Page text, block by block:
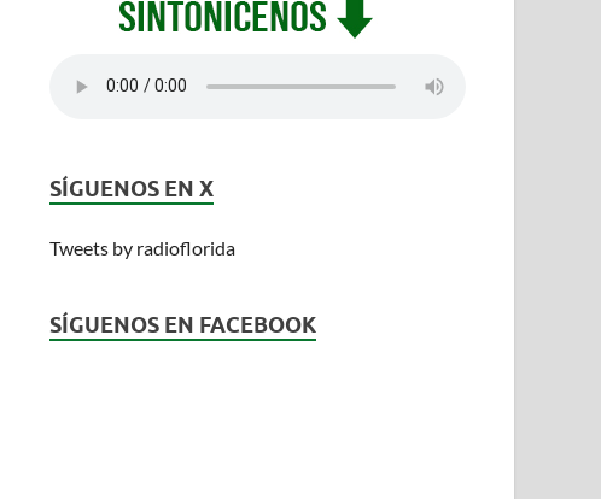
SÍGUENOS EN X
Tweets by radioflorida
SÍGUENOS EN FACEBOOK